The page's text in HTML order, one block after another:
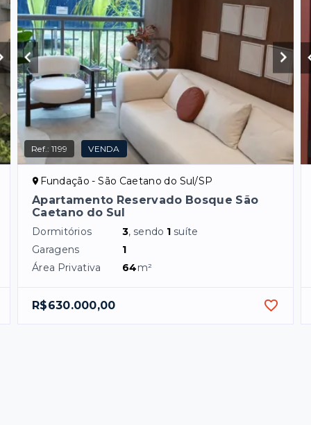
Ref.:1199 VENDA
Fundação - São Caetano do Sul/SP
Apartamento Reservado Bosque São
Caetano do Sul
Dormitórios 3, sendo 1 suíte
Garagens
1
Área Privativa
64m²
R$630.000,00